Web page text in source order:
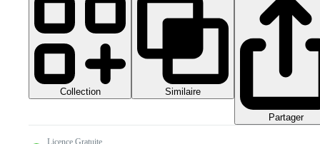
Collection Similaire
Partager